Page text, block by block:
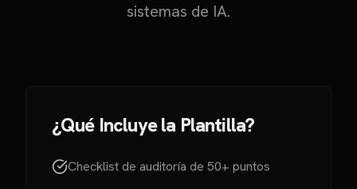
sistemas de IA.
¿Qué Incluye la Plantilla?
Checklist de auditoría de 50+ puntos